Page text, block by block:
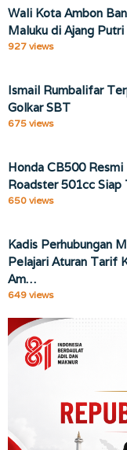
Wali Kota Ambon
Maluku di Ajang
927 views
Ismail Rumbalifar
Golkar SBT
675 views
Honda CB500
Roadster 501cc
650 views
Kadis Perhubungan
Pelajari Aturan Tarif
Am…
649 views